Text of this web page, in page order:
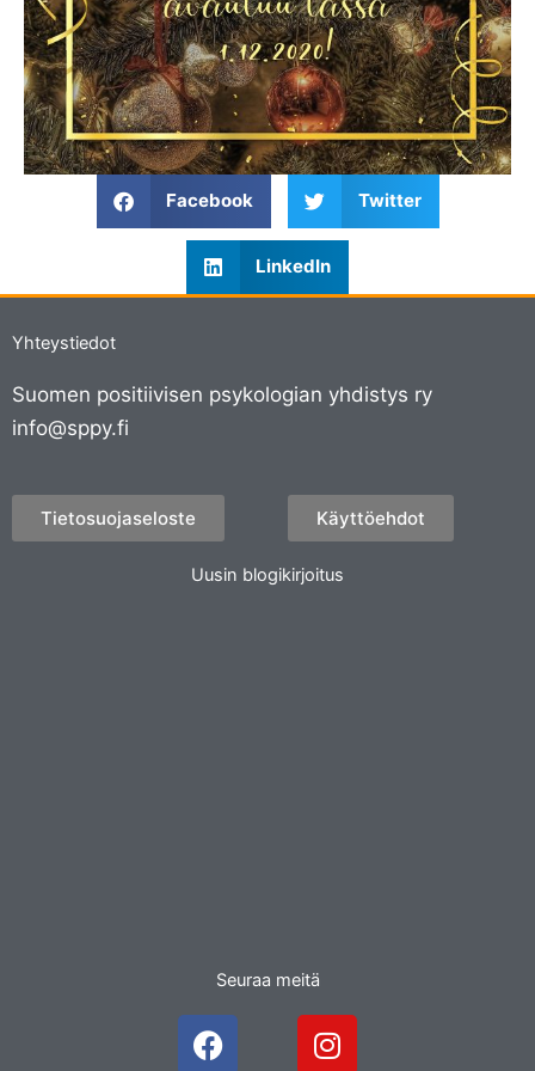
Facebook Twitter
LinkedIn
Yhteystiedot
Suomen positiivisen psykologian yhdistys ry
info@sppy.fi
Tietosuojaseloste Käyttöehdot
Uusin blogikirjoitus
Seuraa meitä
F
a
I
n